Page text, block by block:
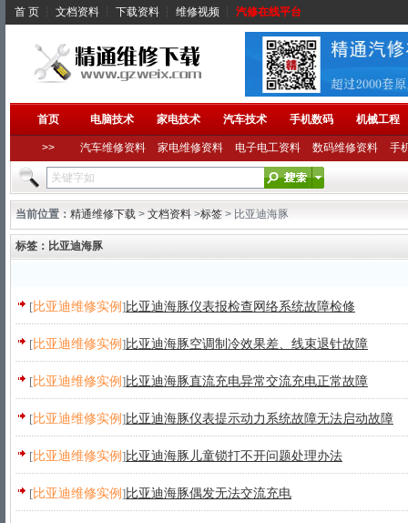
首 页 ┆ 文档资料 ┆ 下载资料 ┆ 维修视频 ┆ 汽修在线平台
首页 电脑技术 家电技术 汽车技术 手机数码 机械工程
>> 汽车维修资料 家电维修资料 电子电工资料 数码维修资料 手
当前位置： 精通维修下载 > 文档资料 >标签 > 比亚迪海豚
标签：比亚迪海豚
[比亚迪维修实例 ]比亚迪海豚仪表报检查网络系统故障检修
[比亚迪维修实例 ]比亚迪海豚空调制冷效果差、线束退针故障
[比亚迪维修实例 ]比亚迪海豚直流充电异常交流充电正常故障
[比亚迪维修实例 ]比亚迪海豚仪表提示动力系统故障无法启动故障
[比亚迪维修实例 ]比亚迪海豚儿童锁打不开问题处理办法
[比亚迪维修实例 ]比亚迪海豚偶发无法交流充电